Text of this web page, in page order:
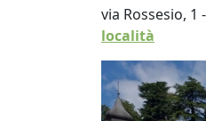
via Rossesio, 1
località